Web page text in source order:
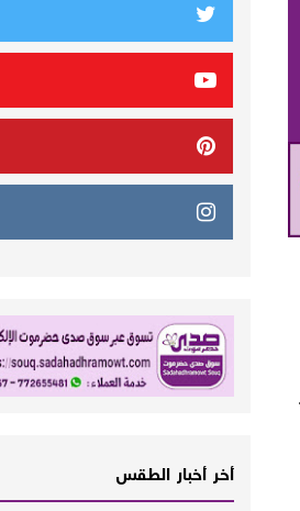
أخر أخبار الطقس